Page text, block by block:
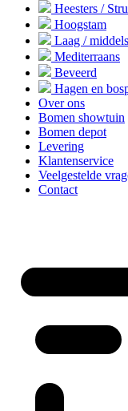
Heesters /
Hoogstam
Laag /
Mediterraans
Beveerd
Hagen en
Over ons
Bomen showtuin
Bomen depot
Levering
Klantenservice
Veelgestelde
Contact